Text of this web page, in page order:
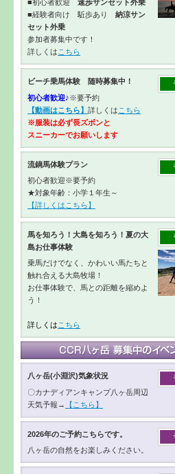
■初心者歓迎 速歩サンセット外乗
■経験者向け 駈歩あり 納涼サン
セット外乗
参加者募集中です！
詳しくは こちら
ビーチ乗馬体験 随時募集中！
初心者歓迎♪※要予約
【動画はこちら】 詳しくは こちら
※服装は必ず長ズボンと
スニーカーでお願いします
流鏑馬体験プラン
初心者歓迎※要予約
★対象年齢：小学１年生～
【詳しくはこちら】
馬を知ろう！大島を知ろう！夏の大
島お仕事体験
乗馬だけでなく、かわいい馬たちと
触れ合える大島牧場！
お仕事体験で、馬との距離を縮めよ
う！
詳しくは こちら
八ヶ岳(小淵沢)気象状況
〇カナディアンキャンプ八ヶ岳周辺
天気予報→
【こちら】
2026年のご予約こちらです。
八ヶ岳の自然をお楽しみください。